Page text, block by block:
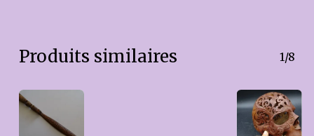
Produits similaires 1/8